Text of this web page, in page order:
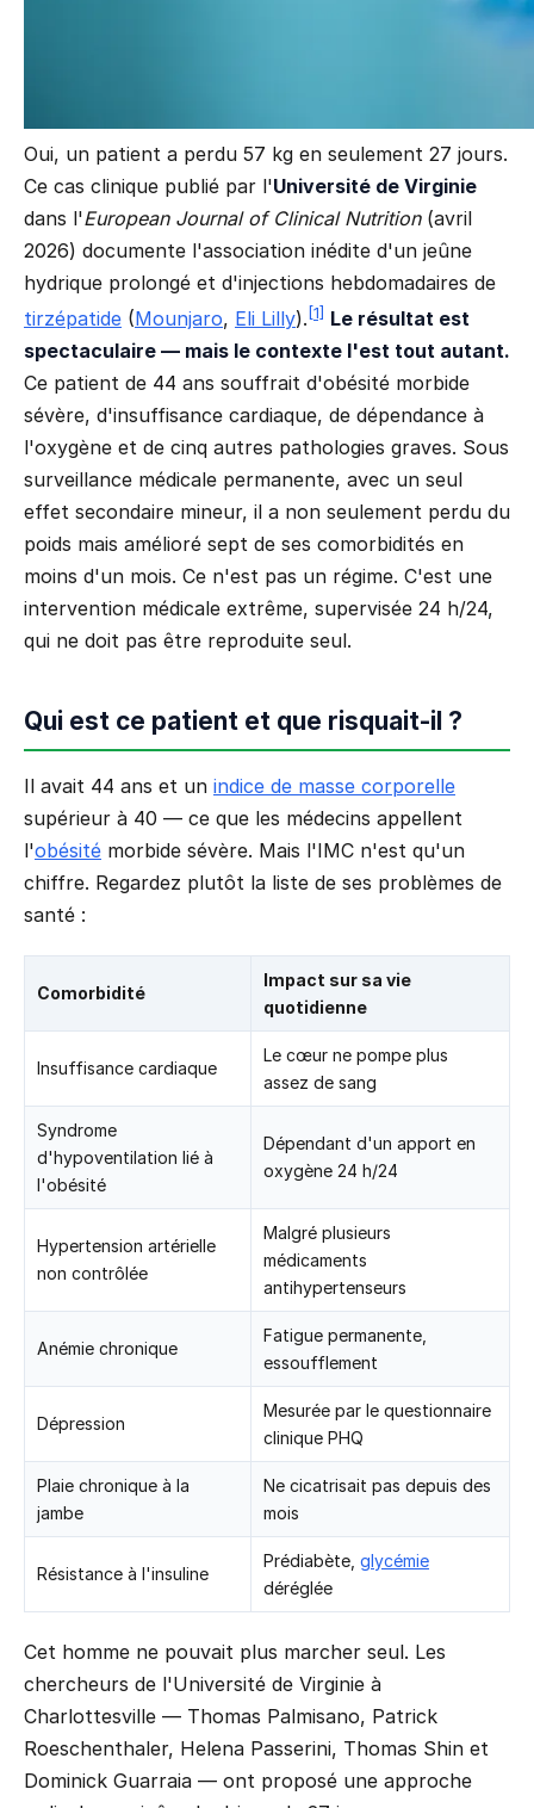
Oui, un patient a perdu 57 kg en seulement 27 jours.
Ce cas clinique publié par l'Université de Virginie
dans l'European Journal of Clinical Nutrition(avril
2026) documente l'association inédite d'un jeûne
hydrique prolongé et d'injections hebdomadaires de
tirzépatide (Mounjaro, Eli Lilly). [1] Le résultat est
spectaculaire — mais le contexte l'est tout autant.
Ce patient de 44 ans souffrait d'obésité morbide
sévère, d'insuffisance cardiaque, de dépendance à
l'oxygène et de cinq autres pathologies graves. Sous
surveillance médicale permanente, avec un seul
effet secondaire mineur, il a non seulement perdu du
poids mais amélioré sept de ses comorbidités en
moins d'un mois. Ce n'est pas un régime. C'est une
intervention médicale extrême, supervisée 24 h/24,
qui ne doit pas être reproduite seul.
Qui est ce patient et que risquait-il ?
Il avait 44 ans et un indice de masse corporelle
supérieur à 40 — ce que les médecins appellent
l'obésité morbide sévère. Mais l'IMC n'est qu'un
chiffre. Regardez plutôt la liste de ses problèmes de
santé :
Comorbidité
Impact sur sa vie
quotidienne
Insuffisance cardiaque
Le cœur ne pompe plus
assez de sang
Syndrome
d'hypoventilation lié à
l'obésité
Dépendant d'un apport en
oxygène 24 h/24
Hypertension artérielle
non contrôlée
Malgré plusieurs
médicaments
antihypertenseurs
Anémie chronique
Fatigue permanente,
essoufflement
Dépression
Mesurée par le questionnaire
clinique PHQ
Plaie chronique à la
jambe
Ne cicatrisait pas depuis des
mois
Résistance à l'insuline
Prédiabète, glycémie
déréglée
Cet homme ne pouvait plus marcher seul. Les
chercheurs de l'Université de Virginie à
Charlottesville — Thomas Palmisano, Patrick
Roeschenthaler, Helena Passerini, Thomas Shin et
Dominick Guarraia — ont proposé une approche